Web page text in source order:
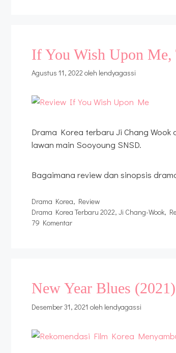
If You Wish Upon Me,
Agustus 11, 2022 oleh lendyagassi
Drama Korea terbaru Ji Chang
lawan main Sooyoung SNSD.
Bagaimana review dan sinopsis
Kategori
Drama Korea, Review
Tag
Drama Korea Terbaru 2022, Ji Chang-Wook,
79 Komentar
New Year Blues
Desember 31, 2021 oleh lendyagassi